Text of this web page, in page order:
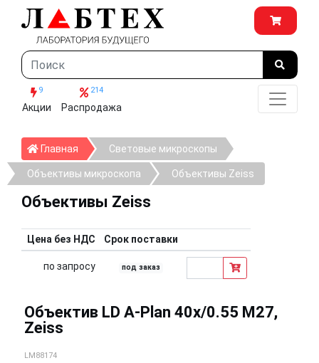
9
Акции
214
Распродажа
Главная ГлавнаяСветовые микроскопы
Объективы микроскопа Объективы Zeiss
Объективы Zeiss
Цена без НДС Срок поставки
по запросу под заказ
Объектив LD A-Plan 40x/0.55 M27,
Zeiss
LM88174